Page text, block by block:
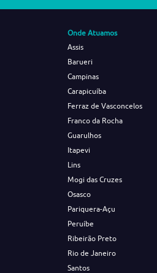
Onde Atuamos
Assis
Barueri
Campinas
Carapicuíba
Ferraz de Vasconcelos
Franco da Rocha
Guarulhos
Itapevi
Lins
Mogi das Cruzes
Osasco
Pariquera-Açu
Peruíbe
Ribeirão Preto
Rio de Janeiro
Santos